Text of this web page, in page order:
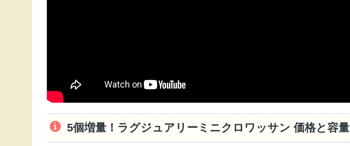
5個増量！ラグジュアリーミニクロワッサン 価格と容量